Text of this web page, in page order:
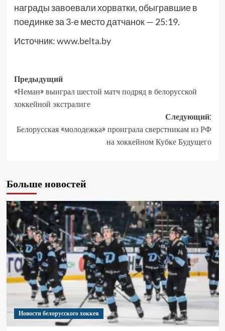
награды завоевали хорватки, обыгравшие в
поединке за 3-е место датчанок — 25:19.
Источник:www.belta.by
Предыдущий
«Неман» выиграл шестой матч подряд в белорусской
хоккейной экстралиге
Следующий:
Белорусская «молодежка» проиграла сверстникам из РФ
на хоккейном Кубке Будущего
Больше новостей
Новости белорусского хоккея